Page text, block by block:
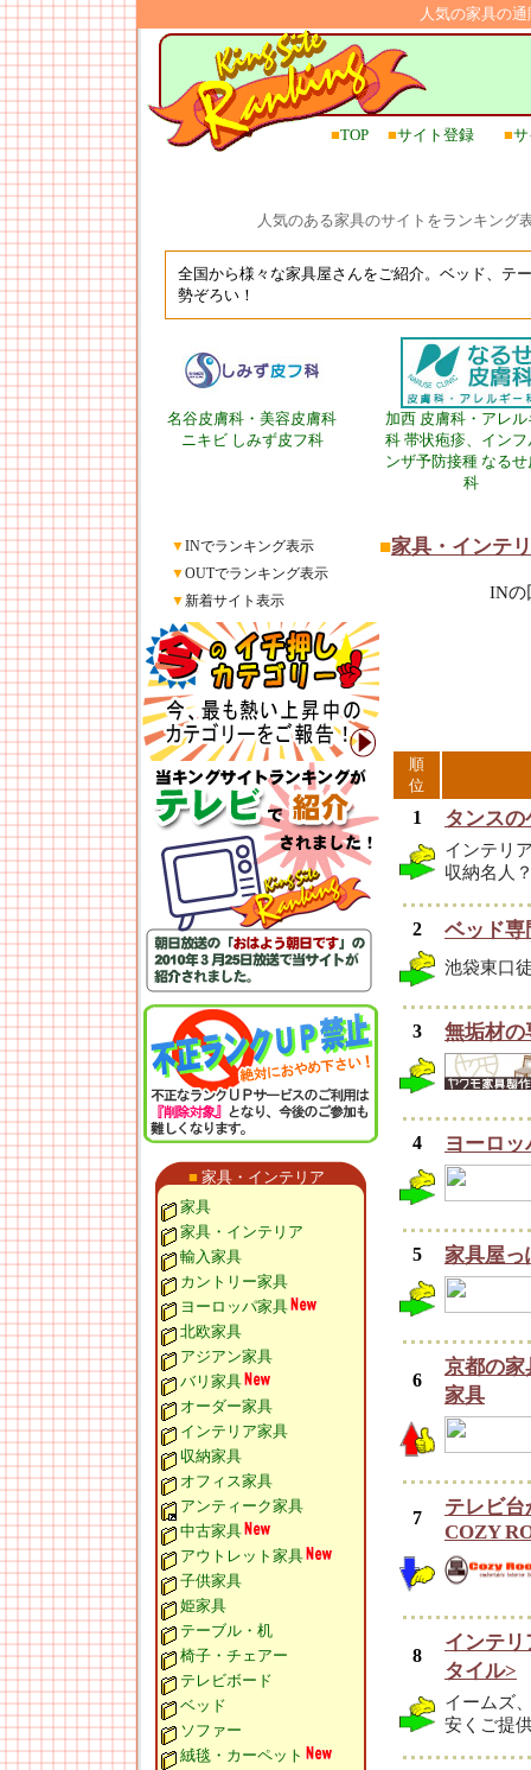
人気の家具の
■TOP ■サイト登録 ■
人気のある家具のサイトをランキング
全国から様々な家具屋さんをご紹介。ベッド、テ
勢ぞろい！
名谷皮膚科・美容皮膚科
ニキビ しみず皮フ科
加西 皮膚科・アレル
科 帯状疱疹、インフ
ンザ予防接種 なるせ
科
▼INでランキング表示
▼OUTでランキング表示
▼新着サイト表示
■ 家具・インテリア
家具
家具・インテリア
輸入家具
カントリー家具
ヨーロッパ家具
北欧家具
アジアン家具
バリ家具
オーダー家具
インテリア家具
収納家具
オフィス家具
アンティーク家具
中古家具
アウトレット家具
子供家具
姫家具
テーブル・机
椅子・チェアー
テレビボード
ベッド
ソファー
絨毯・カーペット
■家具・インテ
INの
順
位
1 タンスの
インテリ
収納名人
2 ベッド専
池袋東口
3 無垢材
4 ヨーロ
5 家具屋
6
京都の家
家具
7
テレビ
COZY
8
インテ
タイル>
イームズ
安くご提